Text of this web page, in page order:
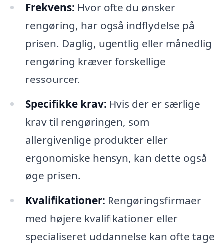
Frekvens: Hvor ofte du ønsker
rengøring, har også indflydelse på
prisen. Daglig, ugentlig eller månedlig
rengøring kræver forskellige
ressourcer.
Specifikke krav: Hvis der er særlige
krav til rengøringen, som
allergivenlige produkter eller
ergonomiske hensyn, kan dette også
øge prisen.
Kvalifikationer: Rengøringsfirmaer
med højere kvalifikationer eller
specialiseret uddannelse kan ofte tage